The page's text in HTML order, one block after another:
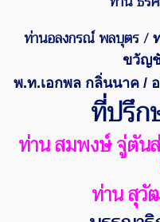
ท่านอลงกรณ์ พลบุตร /
ขวัญ
พ.ท.เอกพล กลิ่นนาค /
ที่ปรึก
ท่าน สมพงษ์ จู่ตัน
ท่าน สุวั